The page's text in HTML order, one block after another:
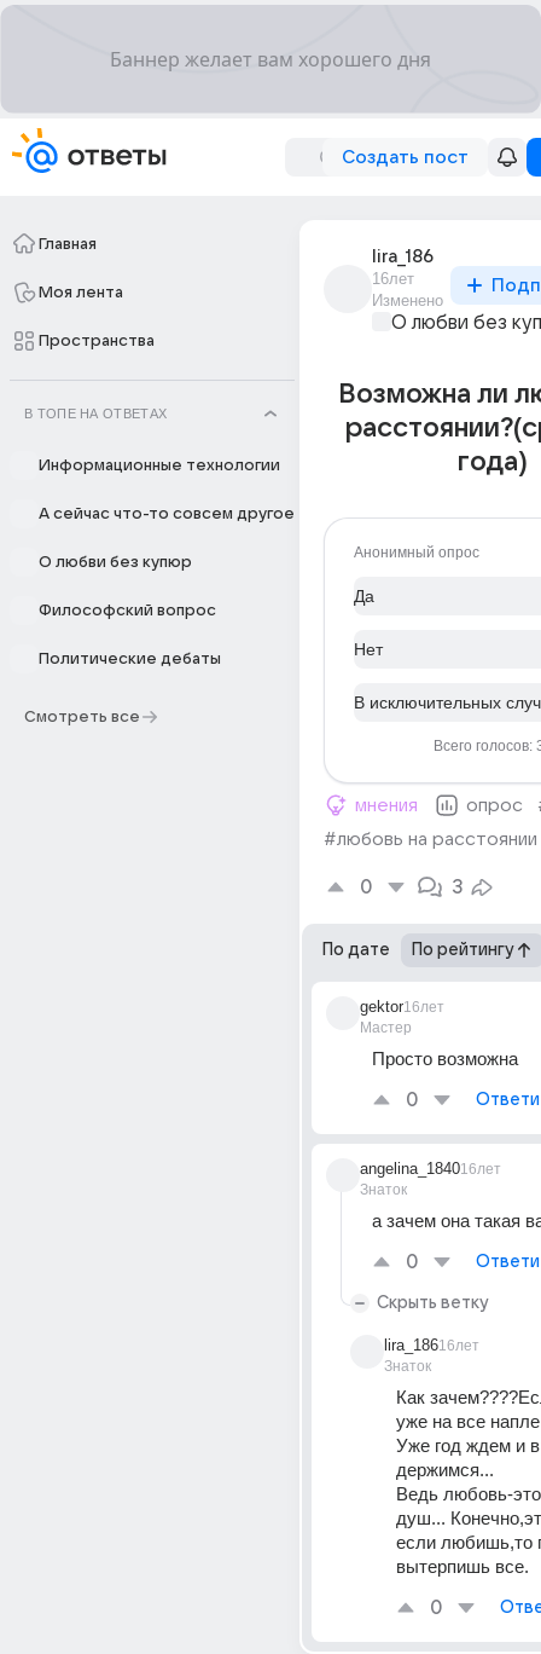
Создать пост
Главная
Моя лента
Пространства
В ТОПЕ НА ОТВЕТАХ
Информационные технологии
А сейчас что-то совсем другое
О любви без купюр
Философский вопрос
Политические дебаты
Смотреть все
lira_186
16лет
Изменено
О любви без
Возможна ли
года)
Анонимный опрос
Да
Нет
В исключительных
Всего голосов:
мнения опрос
#любовь на расстоянии
0 3
По дате По рейтингу
gektor
Мастер
16лет
Просто возможна
0
angelina_1840
Знаток
16лет
а зачем она такая
0
Скрыть ветку
lira_186
Знаток
16лет
Как
уже на все
Уже год ждем и
держимся...
Ведь любовь-
душ...
если любишь,то
вытерпишь все.
0